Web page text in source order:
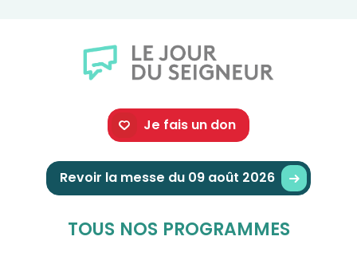
Je fais un don
Revoir la messe du 09 août 2026
TOUS NOS PROGRAMMES